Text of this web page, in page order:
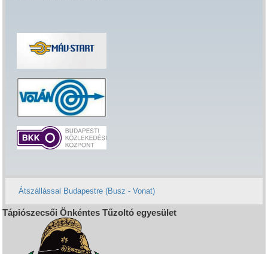
Átszállással Budapestre (Busz - Vonat)
Tápiószecsői Önkéntes Tűzoltó egyesület